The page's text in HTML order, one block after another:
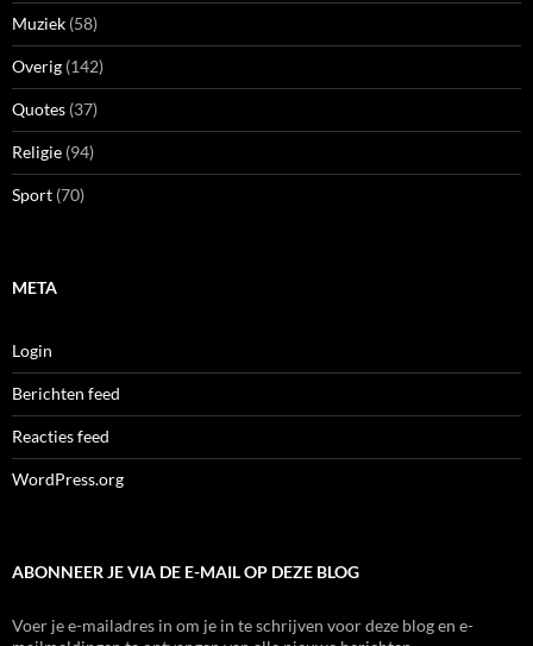
Muziek (58)
Overig (142)
Quotes (37)
Religie (94)
Sport (70)
META
Login
Berichten feed
Reacties feed
WordPress.org
ABONNEER JE VIA DE E-MAIL OP DEZE BLOG
Voer je e-mailadres in om je in te schrijven voor deze blog en e-